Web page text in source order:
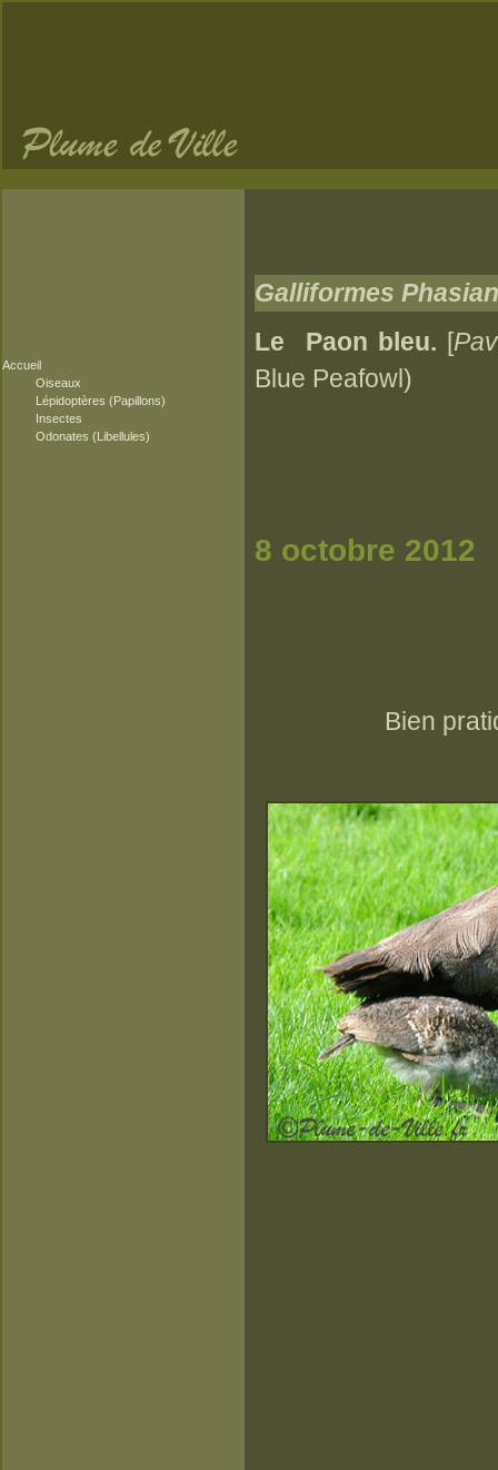
Accueil
Oiseaux
Lépidoptères (Papillons)
Insectes
Odonates (Libellules)
Galliformes
Le Paon bleu. [
Blue Peafowl)
8
Bien